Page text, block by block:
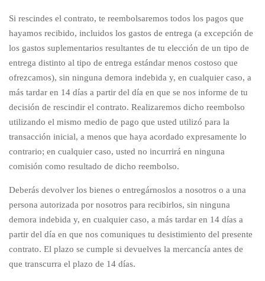
Si rescindes el contrato, te reembolsaremos todos los pagos que
hayamos recibido, incluidos los gastos de entrega (a excepción de
los gastos suplementarios resultantes de tu elección de un tipo de
entrega distinto al tipo de entrega estándar menos costoso que
ofrezcamos), sin ninguna demora indebida y, en cualquier caso, a
más tardar en 14 días a partir del día en que se nos informe de tu
decisión de rescindir el contrato. Realizaremos dicho reembolso
utilizando el mismo medio de pago que usted utilizó para la
transacción inicial, a menos que haya acordado expresamente lo
contrario; en cualquier caso, usted no incurrirá en ninguna
comisión como resultado de dicho reembolso.
Deberás devolver los bienes o entregárnoslos a nosotros o a una
persona autorizada por nosotros para recibirlos, sin ninguna
demora indebida y, en cualquier caso, a más tardar en 14 días a
partir del día en que nos comuniques tu desistimiento del presente
contrato. El plazo se cumple si devuelves la mercancía antes de
que transcurra el plazo de 14 días.